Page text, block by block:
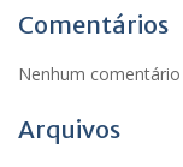
Comentários
Nenhum
Arquivos